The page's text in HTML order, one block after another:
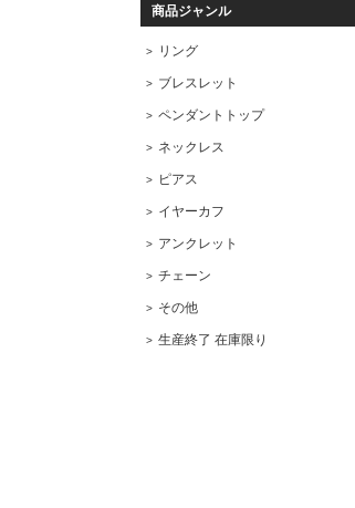
商品ジャンル
リング
ブレスレット
ペンダントトップ
ネックレス
ピアス
イヤーカフ
アンクレット
チェーン
その他
生産終了 在庫限り